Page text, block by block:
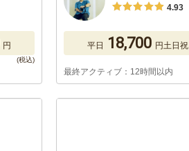
円
4.93
平日 18,700 円土日祝
最終アクティブ：12時間以内